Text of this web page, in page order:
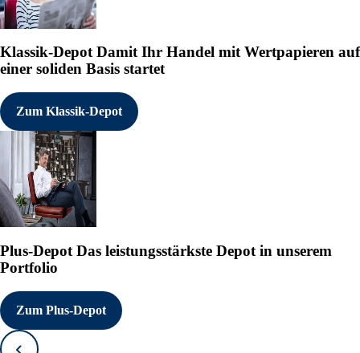
Klassik-DepotDamit Ihr Handel mit Wertpapieren auf
einer soliden Basis startet
Zum Klassik-Depot
Plus-Depot Das leistungsstärkste Depot in unserem
Portfolio
Zum Plus-Depot